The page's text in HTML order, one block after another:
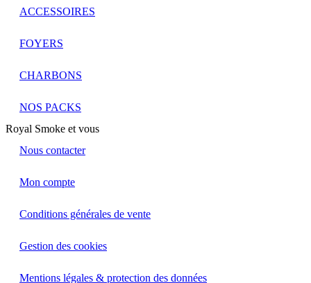
ACCESSOIRES
FOYERS
CHARBONS
NOS PACKS
Royal Smoke et vous
Nous contacter
Mon compte
Conditions générales de vente
Gestion des cookies
Mentions légales & protection des données